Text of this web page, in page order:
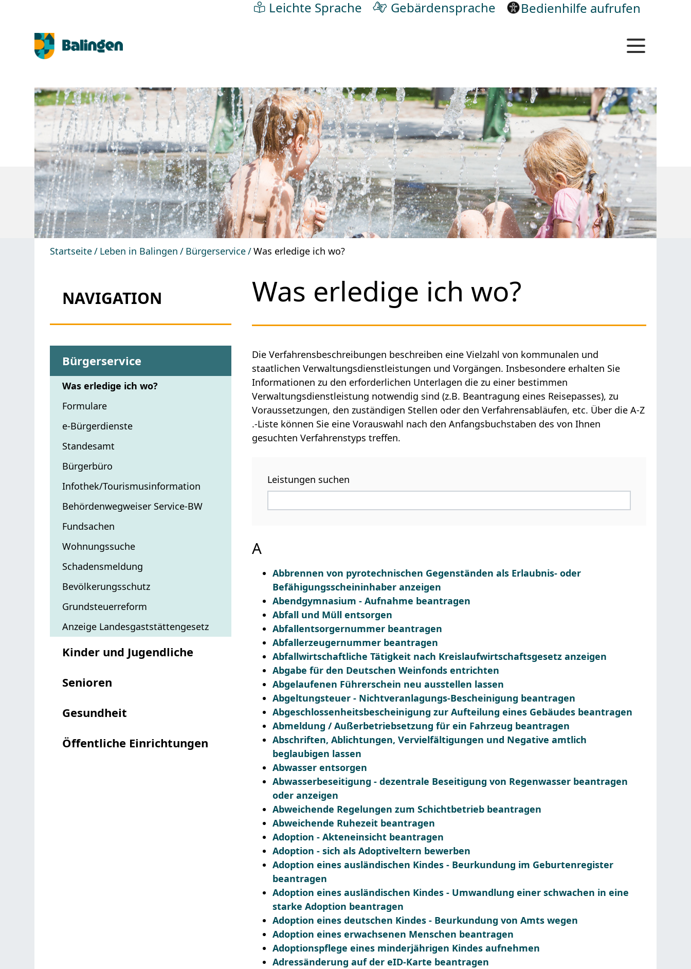
Leichte Sprache Gebärdensprache Bedienhilfe aufrufen
Startseite Leben in Balingen Bürgerservice Was erledige ich wo?
NAVIGATION
Bürgerservice
Was erledige ich wo?
Formulare
e-Bürgerdienste
Standesamt
Bürgerbüro
Infothek/Tourismusinformation
Behördenwegweiser Service-BW
Fundsachen
Wohnungssuche
Schadensmeldung
Bevölkerungsschutz
Grundsteuerreform
Anzeige Landesgaststättengesetz
Kinder und Jugendliche
Senioren
Gesundheit
Öffentliche Einrichtungen
Was erledige ich wo?
Die Verfahrensbeschreibungen beschreiben eine Vielzahl von kommunalen und
staatlichen Verwaltungsdienstleistungen und Vorgängen. Insbesondere erhalten Sie
Informationen zu den erforderlichen Unterlagen die zu einer bestimmen
Verwaltungsdienstleistung notwendig sind (z.B. Beantragung eines Reisepasses), zu
Voraussetzungen, den zuständigen Stellen oder den Verfahrensabläufen, etc. Über die A-Z
.-Liste können Sie eine Vorauswahl nach den Anfangsbuchstaben des von Ihnen
gesuchten Verfahrenstyps treffen.
Leistungen suchen
A
Abbrennen von pyrotechnischen Gegenständen als Erlaubnis- oder
Befähigungsscheininhaber anzeigen
Abendgymnasium - Aufnahme beantragen
Abfall und Müll entsorgen
Abfallentsorgernummer beantragen
Abfallerzeugernummer beantragen
Abfallwirtschaftliche Tätigkeit nach Kreislaufwirtschaftsgesetz anzeigen
Abgabe für den Deutschen Weinfonds entrichten
Abgelaufenen Führerschein neu ausstellen lassen
Abgeltungsteuer - Nichtveranlagungs-Bescheinigung beantragen
Abgeschlossenheitsbescheinigung zur Aufteilung eines Gebäudes beantragen
Abmeldung / Außerbetriebsetzung für ein Fahrzeug beantragen
Abschriften, Ablichtungen, Vervielfältigungen und Negative amtlich
beglaubigen lassen
Abwasser entsorgen
Abwasserbeseitigung - dezentrale Beseitigung von Regenwasser beantragen
oder anzeigen
Abweichende Regelungen zum Schichtbetrieb beantragen
Abweichende Ruhezeit beantragen
Adoption - Akteneinsicht beantragen
Adoption - sich als Adoptiveltern bewerben
Adoption eines ausländischen Kindes - Beurkundung im Geburtenregister
beantragen
Adoption eines ausländischen Kindes - Umwandlung einer schwachen in eine
starke Adoption beantragen
Adoption eines deutschen Kindes - Beurkundung von Amts wegen
Adoption eines erwachsenen Menschen beantragen
Adoptionspflege eines minderjährigen Kindes aufnehmen
Adressänderung auf der eID-Karte beantragen